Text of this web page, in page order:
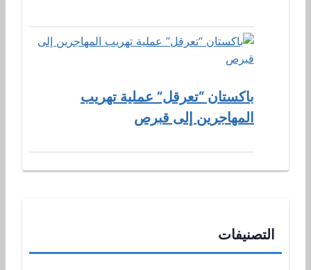
باكستان “تعرقل” عملية تهريب
المهاجرين إلى قبرص
التصنيفات